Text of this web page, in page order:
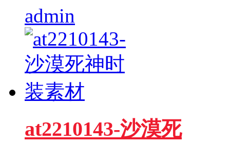
admin
at2210143-沙漠死